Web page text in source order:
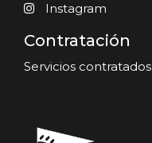
Instagram
Contratación
Servicios contratados